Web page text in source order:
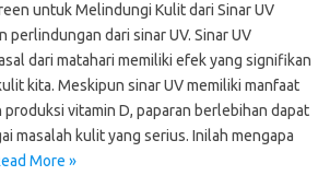
untuk Melindungi Kulit dari Sinar UV
perlindungan dari sinar UV. Sinar UV
dari matahari memiliki efek yang signifikan
kita. Meskipun sinar UV memiliki manfaat
vitamin D, paparan berlebihan dapat
masalah kulit yang serius. Inilah mengapa
More »